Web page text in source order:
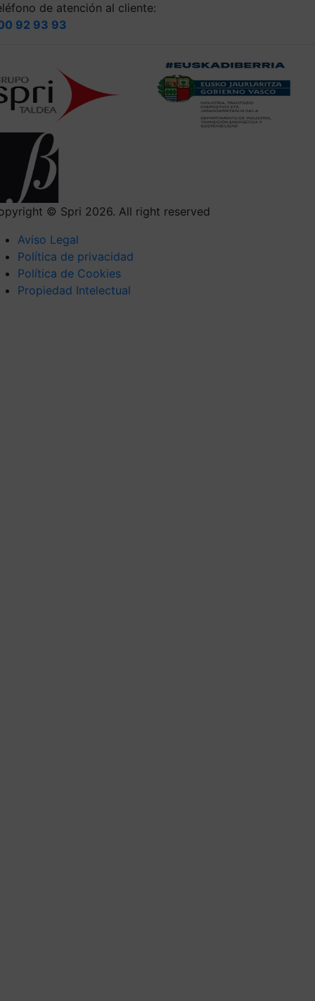
de atención al cliente:
92 93 93
© Spri 2026. All right reserved
Aviso Legal
Política de privacidad
Política de Cookies
Propiedad Intelectual